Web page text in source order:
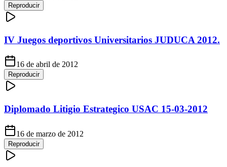
Reproducir
IV Juegos deportivos Universitarios JUDUCA 2012.
16 de abril de 2012
Reproducir
Diplomado Litigio Estrategico USAC 15-03-2012
16 de marzo de 2012
Reproducir